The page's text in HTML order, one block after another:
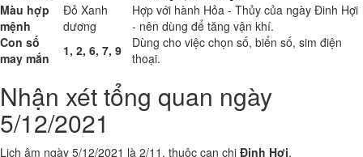
Màu hợp
mệnh
Đỏ Xanh
dương
Hợp với hành Hỏa - Thủy của ngày Đinh Hợi
- nên dùng để tăng vận khí.
Con số
may mắn
1, 2, 6, 7, 9
Dùng cho việc chọn số, biển số, sim điện
thoại.
Nhận xét tổng quan ngày
5/12/2021
Lịch âm ngày 5/12/2021 là 2/11, thuộc can chi Đinh Hợi.